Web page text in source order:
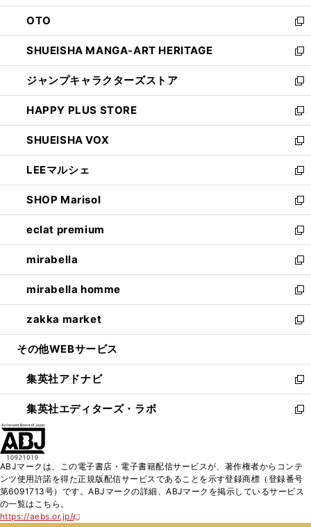
ウ
で
開
く
ン
ド
ウ
で
開
く
OTO
新
し
い
ウ
ィ
ン
ド
ウ
で
開
く
SHUEISHA MANGA-ART HERITAGE
新
し
い
ウ
ィ
ン
ド
ウ
で
開
く
ジャンプキャラクターズストア
新
し
い
ウ
ィ
ン
ド
ウ
で
開
く
HAPPY PLUS STORE
新
し
い
ウ
ィ
ン
ド
ウ
で
開
く
SHUEISHA VOX
新
し
い
ウ
ィ
ン
ド
ウ
で
開
く
LEEマルシェ
新
し
い
ウ
ィ
ン
ド
ウ
で
開
く
SHOP Marisol
新
し
い
ウ
ィ
ン
ド
ウ
で
開
eclat premium
新
し
い
ウ
ィ
ン
ド
ウ
開
く
mirabella
新
し
い
ウ
ィ
ン
ウ
で
開
く
mirabella homme
新
し
い
ウ
ン
ド
ウ
で
zakka market
新
し
ウ
ィ
ン
ド
く
その他WEBサービス
集英社アドナビ
新
し
い
ド
ウ
で
集英社エディターズ・ラボ
新
ィ
ン
ABJマークは、この電子書店・電子書籍配信サービスが、著作権者からコンテ
ンツ使用許諾を得た正規版配信サービスであることを示す登録商標（登録番号
第6091713号）です。ABJマークの詳細、ABJマークを掲示しているサービス
の一覧はこちら。
https://aebs.or.jp/
新